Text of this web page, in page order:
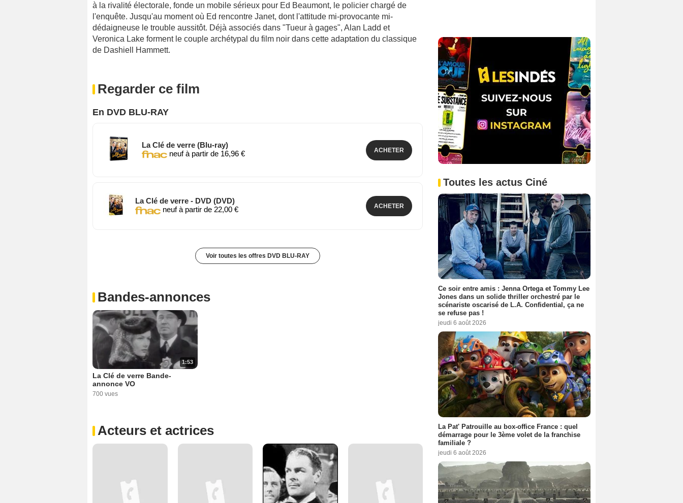
à la rivalité électorale, fonde un mobile sérieux pour Ed Beaumont, le policier chargé de
l'enquête. Jusqu'au moment où Ed rencontre Janet, dont l'attitude mi-provocante mi-
dédaigneuse le trouble aussitôt. Déjà associés dans "Tueur à gages", Alan Ladd et
Veronica Lake forment le couple archétypal du film noir dans cette adaptation du classique
de Dashiell Hammett.
Regarder ce film
En DVD BLU-RAY
La Clé de verre (Blu-ray)
neuf à partir de 16,96 €
ACHETER
La Clé de verre - DVD (DVD)
neuf à partir de 22,00 €
ACHETER
Voir toutes les offres DVD BLU-RAY
Bandes-annonces
1:53
La Clé de verre Bande-
annonce VO
700 vues
Acteurs et actrices
Toutes les actus Ciné
Ce soir entre amis : Jenna Ortega et Tommy Lee
Jones dans un solide thriller orchestré par le
scénariste oscarisé de L.A. Confidential, ça ne
se refuse pas !
jeudi 6 août 2026
La Pat' Patrouille au box-office France : quel
démarrage pour le 3ème volet de la franchise
familiale ?
jeudi 6 août 2026